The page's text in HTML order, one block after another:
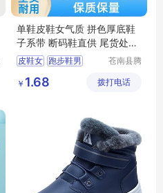
单鞋皮鞋女气质 拼色厚底鞋
子系带 断码鞋直供 尾货处理
鞋
皮鞋女 跑步鞋男
跑步鞋男轻便
苍南县腾
务商行
￥ 1.68 拨打电话